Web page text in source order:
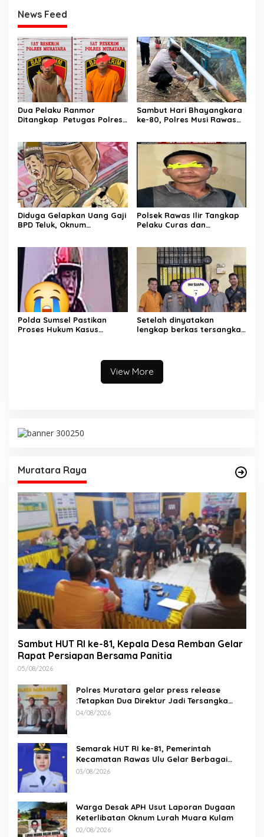
News Feed
Dua Pelaku Ranmor
Ditangkap Petugas Polres
Sambut Hari Bhayangkara
ke-80, Polres Musi Rawas
Jayaloka
Diduga Gelapkan Uang Gaji
BPD Teluk, Oknum
Polsek Rawas Ilir Tangkap
Pelaku Curas dan
Polda Sumsel Pastikan
Proses Hukum Kasus
Setelah dinyatakan
lengkap berkas tersangka
View More
Muratara Raya
Sambut HUT RI ke-81, Kepala Desa Remban Gelar
Rapat Persiapan Bersama Panitia
05/08/2026
Polres Muratara gelar press release
:Tetapkan Dua Direktur Jadi Tersangka
Kecelakaan Maut antara Bus ALS dan
04/08/2026
Semarak HUT RI ke-81, Pemerintah
Kecamatan Rawas Ulu Gelar Berbagai
Lomba
03/08/2026
Warga Desak APH Usut Laporan Dugaan
Keterlibatan Oknum Lurah Muara Kulam
02/08/2026